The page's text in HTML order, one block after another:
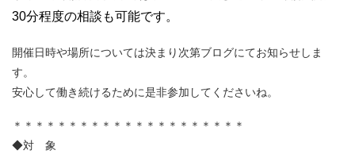
30分程度の相談も可能です。
開催日時や場所については決まり次第ブログにてお知らせしま
す。
安心して働き続けるために是非参加してくださいね。
＊＊＊＊＊＊＊＊＊＊＊＊＊＊＊＊＊＊＊＊＊
◆対 象